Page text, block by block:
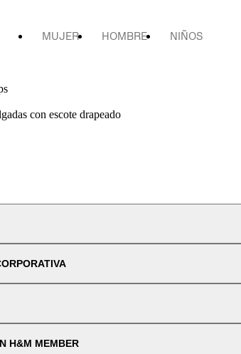
MUJER HOMBRE NIÑOS
con escote drapeado
H&M MEMBER